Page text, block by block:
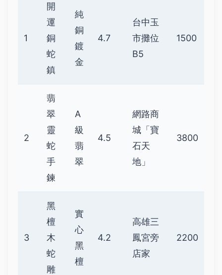
1
開
運
銅
蛇
鎮
純
銅
鍍
金
4.7
台中玉
市攤位
B5
1500
2
翡
翠
靈
蛇
手
鍊
A
級
翡
翠
4.5
網路商
城「寶
石天
地」
3800
3
黑
檀
木
蛇
雕
實
心
黑
檀
4.2
高雄三
鳳宮旁
店家
2200